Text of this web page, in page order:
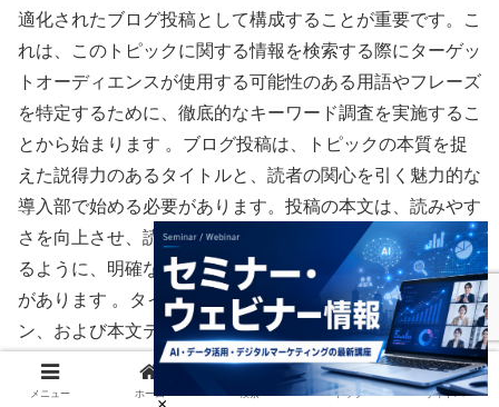
適化されたブログ投稿として構成することが重要です。こ
れは、このトピックに関する情報を検索する際にターゲッ
トオーディエンスが使用する可能性のある用語やフレーズ
を特定するために、徹底的なキーワード調査を実施するこ
とから始まります 。ブログ投稿は、トピックの本質を捉
えた説得力のあるタイトルと、読者の関心を引く魅力的な
導入部で始める必要があります。投稿の本文は、読みやす
さを向上させ、読者がコンテンツを簡単にナビゲートでき
るように、明確な見出しと小見出しで適切に構成する必要
があります 。タイトル、見出し、メタディスクリプショ
ン、および本文テキストに適切なキーワードを戦略的に配
置することで、検索エンジンがトピックを理解し、検索結
果での可視性を向上させるのに役立ちます 。読みやすさ
メニュー ホーム 検索 トップ サイドバー